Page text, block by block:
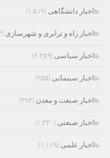
اخبار دانشگاهی (۱,۵۱۹)
اخبار راه و ترابری و شهرسازی (۸۱۳)
اخبار سیاسی (۶,۳۸۹)
اخبار سینمایی (۲۵۵)
اخبار صنعت و معدن (۴۹۴)
اخبار صنعتی (۱,۲۳۰)
اخبار علمی (۱,۱۱۹)